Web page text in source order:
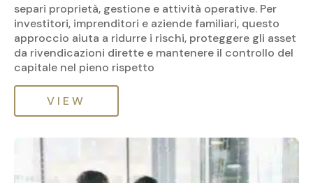
separi proprietà, gestione e attività operative. Per
investitori, imprenditori e aziende familiari, questo
approccio aiuta a ridurre i rischi, proteggere gli asset
da rivendicazioni dirette e mantenere il controllo del
capitale nel pieno rispetto
VIEW